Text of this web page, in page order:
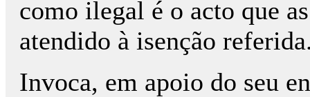
como ilegal é o acto que
atendido à isenção
Invoca, em apoio do seu